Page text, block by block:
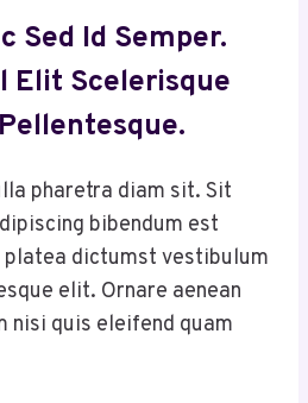
Sed Id Semper.
Elit Scelerisque
pharetra diam sit. Sit
bibendum est
dictumst vestibulum
elit. Ornare aenean
nisi quis eleifend quam